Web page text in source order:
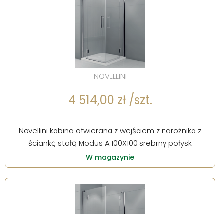
NOVELLINI
4 514,00 zł /szt.
Novellini kabina otwierana z wejściem z narożnika z
ścianką stałą Modus A 100X100 srebrny połysk
W magazynie